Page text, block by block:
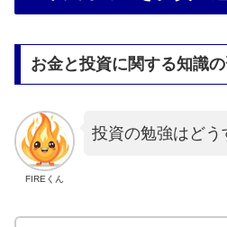
お金と投資に関する知識
FIREくん
投資の勉強はどう